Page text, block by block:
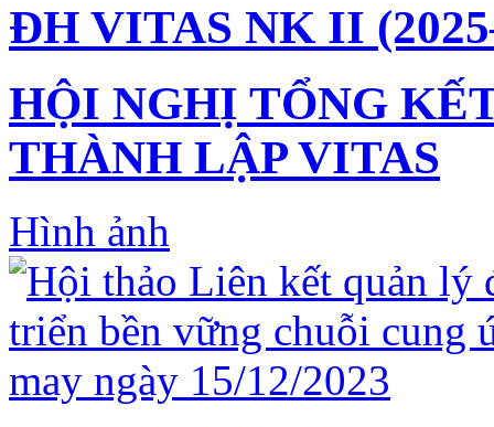
ĐH VITAS NK II
HỘI NGHỊ TỔNG
THÀNH LẬP VITAS
Hình ảnh